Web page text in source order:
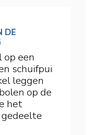
DE
een
schuifpui
leggen
op de
het